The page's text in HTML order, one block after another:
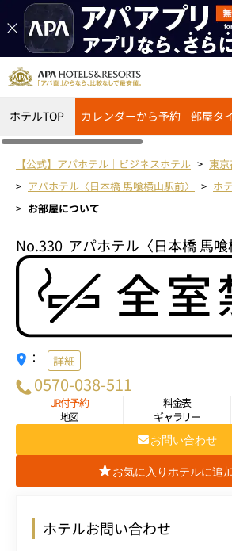
ホテルTOP カレンダーから予約 部屋タ
【公式】アパホテル｜ビジネスホテル
東
アパホテル〈日本橋 馬喰横山駅前〉
ホ
お部屋について
No.330 アパホテル〈日本橋 馬喰
： 詳細
0570-038-511
JR付予約 料金表
地図
ギャラリー
お問い合わせ
お気に入りホテルに追
ホテルお問い合わせ